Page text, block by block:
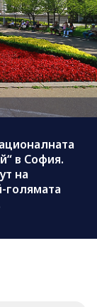
в София.
на
голямата